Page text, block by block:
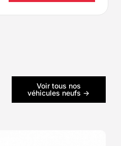
Voir tous nos
véhicules neufs ->